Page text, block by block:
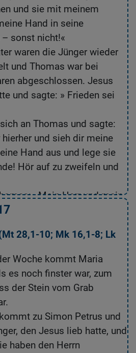
und sie mit meinem
Hand in seine
sonst nicht!«
waren die Jünger wieder
und Thomas war bei
abgeschlossen. Jesus
und sagte: » Frieden sei
an Thomas und sagte:
und sieh dir meine
Hand aus und lege sie
Hör auf zu zweifeln und
»Mein Herr und mein
Freuen dürfen sich alle, die
trotzdem glauben!«
Augen seiner Jünger noch
die nicht in diesem
Buch steht, wurde
ihr festbleibt in dem
26
27
28
29
30
31
Mt 28,1-10; Mk 16,1-8; Lk
Woche kommt Maria
es noch finster war, zum
der Stein vom Grab
zu Simon Petrus und
den Jesus lieb hatte, und
haben den Herrn